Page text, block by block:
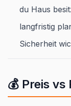
du Haus
langfristig
Sicherheit
💰 Preis vs